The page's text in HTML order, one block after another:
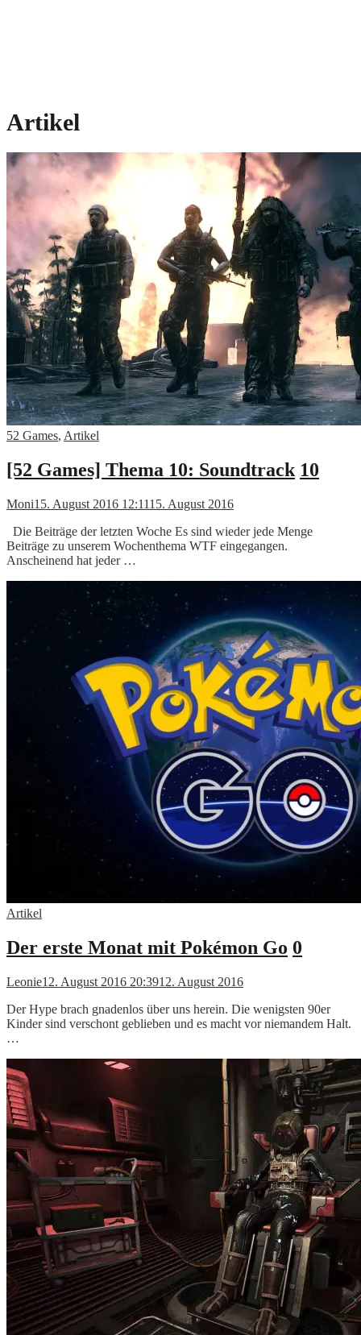
Artikel
52 Games, Artikel
[52 Games] Thema 10: Soundtrack 10
Moni15. August 2016 12:1115. August 2016
Die Beiträge der letzten Woche Es sind wieder jede Menge
Beiträge zu unserem Wochenthema WTF eingegangen.
Anscheinend hat jeder …
Artikel
Der erste Monat mit Pokémon Go 0
Leonie12. August 2016 20:3912. August 2016
Der Hype brach gnadenlos über uns herein. Die wenigsten 90er
Kinder sind verschont geblieben und es macht vor niemandem Halt.
…